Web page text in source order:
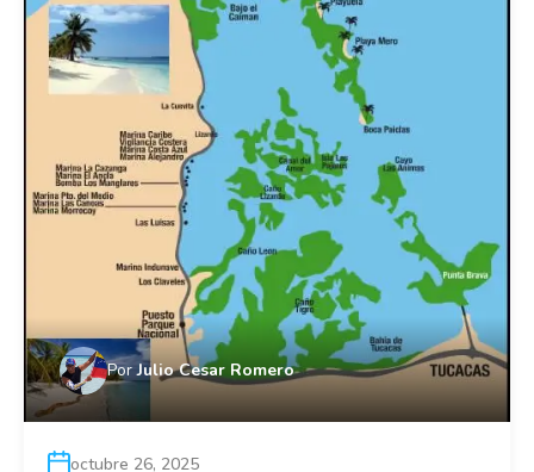
Por Julio Cesar Romero
octubre 26, 2025